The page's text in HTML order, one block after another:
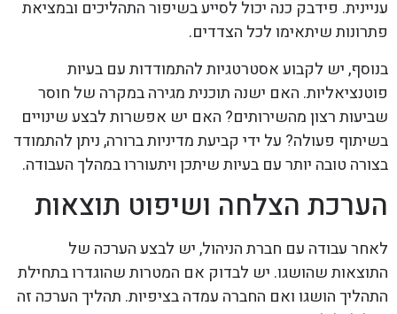
עניינית. פידבק כנה יכול לסייע בשיפור התהליכים ובמציאת
פתרונות שיתאימו לכל הצדדים.
בנוסף, יש לקבוע אסטרטגיות להתמודדות עם בעיות
פוטנציאליות. האם ישנה תוכנית מגירה במקרה של חוסר
שביעות רצון מהשירותים? האם יש אפשרות לבצע שינויים
בשיתוף פעולה? על ידי קביעת מדיניות ברורה, ניתן להתמודד
בצורה טובה יותר עם בעיות שיתכן ויתעוררו במהלך העבודה.
הערכת הצלחה ושיפוט תוצאות
לאחר עבודה עם חברת הניהול, יש לבצע הערכה של
התוצאות שהושגו. יש לבדוק אם המטרות שהוגדרו בתחילת
התהליך הושגו ואם החברה עמדה בציפיות. תהליך הערכה זה